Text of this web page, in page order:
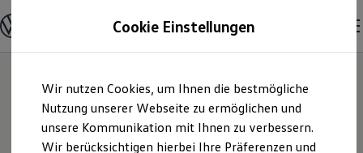
Hauptinhalt
springen
Footer
springen
Modelle und Konfigurator
Konfigurator
Modelle vergleichen
Elektroautos
ENERGY Sondermodelle
Nutzfahrzeuge
SUV und CUV
Auto-Schütz GmbH |
Cookie Einstellungen
Wir nutzen Cookies, um Ihnen die bestmögliche
Nutzung unserer Webseite zu ermöglichen und
unsere Kommunikation mit Ihnen zu verbessern.
Wir berücksichtigen hierbei Ihre Präferenzen und